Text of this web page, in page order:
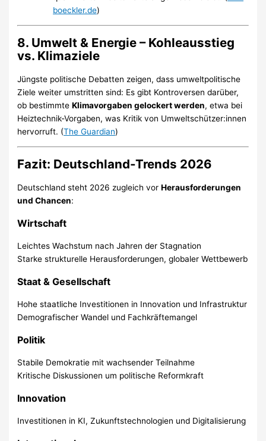
boeckler.de)
8. Umwelt & Energie – Kohleausstieg
vs. Klimaziele
Jüngste politische Debatten zeigen, dass umweltpolitische
Ziele weiter umstritten sind: Es gibt Kontroversen darüber,
ob bestimmteKlimavorgaben gelockert werden, etwa bei
Heiztechnik-Vorgaben, was Kritik von Umweltschützer:innen
hervorruft. (The Guardian)
Fazit: Deutschland-Trends 2026
Deutschland steht 2026 zugleich vorHerausforderungen
und Chancen:
Wirtschaft
Leichtes Wachstum nach Jahren der Stagnation
Starke strukturelle Herausforderungen, globaler Wettbewerb
Staat & Gesellschaft
Hohe staatliche Investitionen in Innovation und Infrastruktur
Demografischer Wandel und Fachkräftemangel
Politik
Stabile Demokratie mit wachsender Teilnahme
Kritische Diskussionen um politische Reformkraft
Innovation
Investitionen in KI, Zukunftstechnologien und Digitalisierung